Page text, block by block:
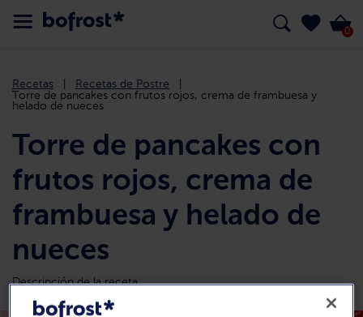
0
Recetas
Recetas de Postre
Torre de pancakes con frutos rojos, crema de frambuesa y
helado de nueces
Torre de pancakes con
frutos rojos, crema de
frambuesa y helado de
nueces
Descripción de la receta